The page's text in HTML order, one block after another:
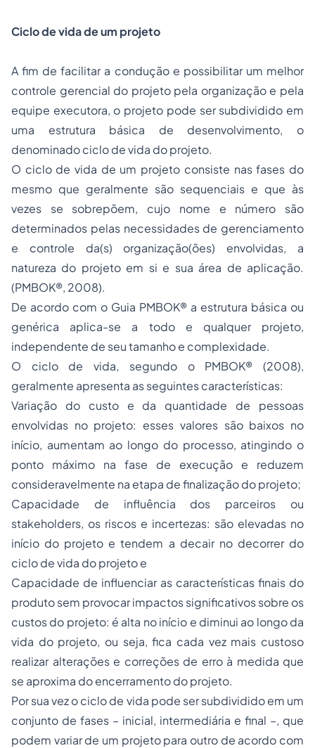
Ciclo de vida de um projeto
A fim de facilitar a condução e possibilitar um melhor
controle gerencial do projeto pela organização e pela
equipe executora, o projeto pode ser subdividido em
uma estrutura básica de desenvolvimento, o
denominado ciclo de vida do projeto.
O ciclo de vida de um projeto consiste nas fases do
mesmo que geralmente são sequenciais e que às
vezes se sobrepõem, cujo nome e número são
determinados pelas necessidades de gerenciamento
e controle da(s) organização(ões) envolvidas, a
natureza do projeto em si e sua área de aplicação.
(PMBOK®, 2008).
De acordo com o Guia PMBOK® a estrutura básica ou
genérica aplica-se a todo e qualquer projeto,
independente de seu tamanho e complexidade.
O ciclo de vida, segundo o PMBOK® (2008),
geralmente apresenta as seguintes características:
Variação do custo e da quantidade de pessoas
envolvidas no projeto: esses valores são baixos no
início, aumentam ao longo do processo, atingindo o
ponto máximo na fase de execução e reduzem
consideravelmente na etapa de finalização do projeto;
Capacidade de influência dos parceiros ou
stakeholders, os riscos e incertezas: são elevadas no
início do projeto e tendem a decair no decorrer do
ciclo de vida do projeto e
Capacidade de influenciar as características finais do
produto sem provocar impactos significativos sobre os
custos do projeto: é alta no início e diminui ao longo da
vida do projeto, ou seja, fica cada vez mais custoso
realizar alterações e correções de erro à medida que
se aproxima do encerramento do projeto.
Por sua vez o ciclo de vida pode ser subdividido em um
conjunto de fases – inicial, intermediária e final –, que
podem variar de um projeto para outro de acordo com